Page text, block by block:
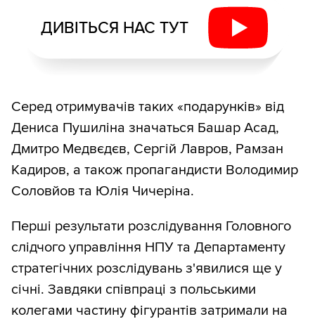
ДИВІТЬСЯ НАС ТУТ
Серед отримувачів таких «подарунків» від
Дениса Пушиліна значаться Башар Асад,
Дмитро Медвєдєв, Сергій Лавров, Рамзан
Кадиров, а також пропагандисти Володимир
Соловйов та Юлія Чичеріна.
Перші результати розслідування Головного
слідчого управління НПУ та Департаменту
стратегічних розслідувань з'явилися ще у
січні. Завдяки співпраці з польськими
колегами частину фігурантів затримали на